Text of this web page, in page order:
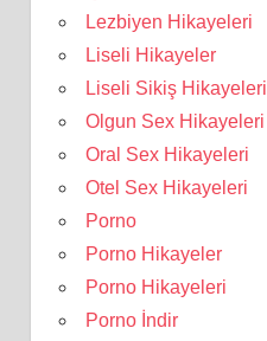
Lezbiyen Hikayeleri
Liseli Hikayeler
Liseli Sikiş Hikayeleri
Olgun Sex Hikayeleri
Oral Sex Hikayeleri
Otel Sex Hikayeleri
Porno
Porno Hikayeler
Porno Hikayeleri
Porno İndir